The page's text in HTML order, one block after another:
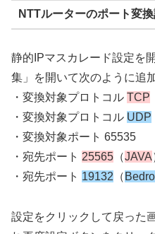
NTTルーターのポート変
静的IPマスカレード設定を
集」を開いて次のように追
・変換対象プロトコル TCP
・変換対象プロトコル UDP
・変換対象ポート 65535
・宛先ポート 25565 （JAVA
・宛先ポート 19132 （
設定をクリックして戻った